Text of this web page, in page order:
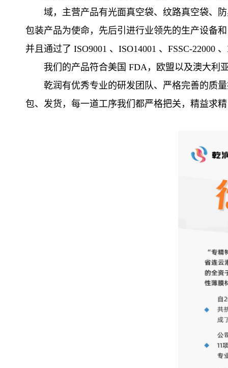
域，主营产品有光面真空袋、纹路真空袋、
包装产品为使命，先后引进行业领先的生产设备
并且通过了 ISO9001 、ISO14001 、FSSC-22000
我们的产品符合美国 FDA，欧盟以及澳大利
乾润有优秀专业的研发团队、严格完善的质
包、发货，每一道工序我们都严格把关，精益求